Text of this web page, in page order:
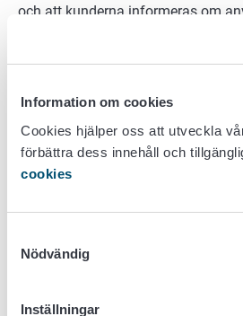
Information om cookies
Cookies hjälper oss att utveckla
förbättra dess innehåll och
cookies
Nödvändig
Inställningar
och att kunderna informeras om
Livsmedelsverket och
uppgiftsfördelningen mellan de
för det automatiserade
med 28 a § 1 mom. Dessutom har
utarbetat regler för behandling av
beskrivs hur icke-diskriminering
motivering kan utelämnas. Även